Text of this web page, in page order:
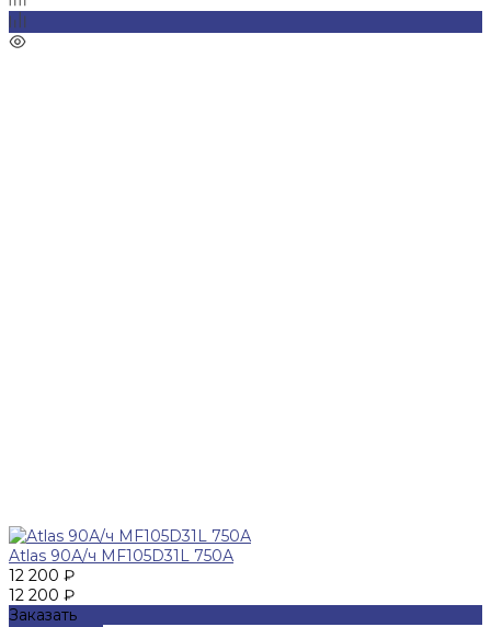
Atlas 90А/ч MF105D31L 750А
12 200 ₽
12 200 ₽
Заказать